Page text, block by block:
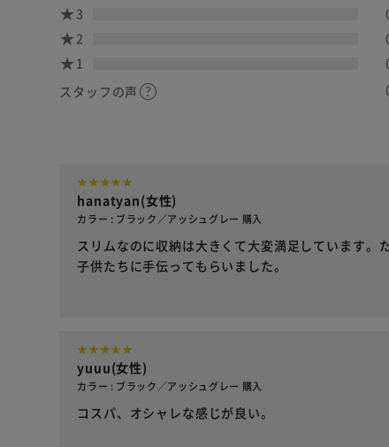
3
2
1
スタッフの声
hanatyan(女性)
カラー : ブラック／アッシュグレー 購入
スリムなのに収納は大きくて大変満足しています。
子供たちに手伝ってもらいました。
yuuu(女性)
カラー : ブラック／アッシュグレー 購入
コスパ、オシャレな感じが良い。